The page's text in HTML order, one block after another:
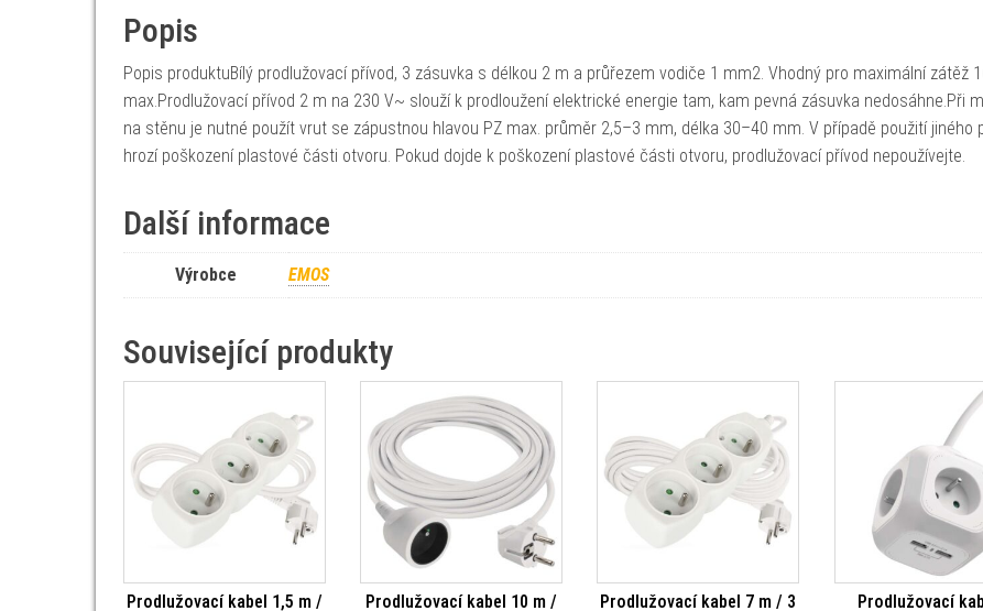
Popis
Popis produktuBílý prodlužovací přívod, 3 zásuvka s délkou 2 m a průřezem vodiče 1 mm2. Vhodný pro maximální zátěž
max.Prodlužovací přívod 2 m na 230 V~ slouží k prodloužení elektrické energie tam, kam pevná zásuvka nedosáhne.Při
na stěnu je nutné použít vrut se zápustnou hlavou PZ max. průměr 2,5–3 mm, délka 30–40 mm. V případě použití jiného
hrozí poškození plastové části otvoru. Pokud dojde k poškození plastové části otvoru, prodlužovací přívod nepoužívejte.
Další informace
Výrobce EMOS
Související produkty
Prodlužovací kabel 1,5 m /
Prodlužovací kabel 10 m /
Prodlužovací kabel 7 m / 3
Prodlužovací